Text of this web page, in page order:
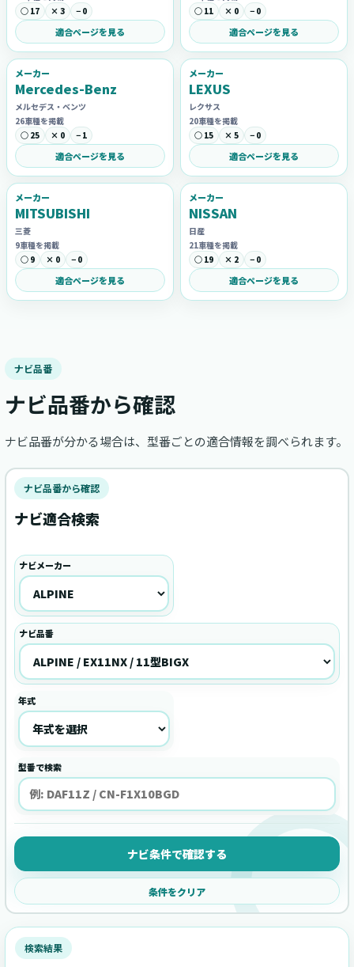
○ 17
× 3 − 0
適合ページを見る
○ 11
× 0 − 0
適合ページを見る
メーカー
Mercedes-Benz
メルセデス・ベンツ
26車種を掲載
○ 25
× 0 − 1
適合ページを見る
メーカー
LEXUS
レクサス
20車種を掲載
○ 15
× 5 − 0
適合ページを見る
メーカー
MITSUBISHI
三菱
9車種を掲載
○ 9
× 0 − 0
適合ページを見る
メーカー
NISSAN
日産
21車種を掲載
○ 19
× 2 − 0
適合ページを見る
ナビ品番
ナビ品番から確認
ナビ品番が分かる場合は、型番ごとの適合情報を調べられます。
ナビ品番から確認
ナビ適合検索
ナビメーカー
ナビ品番
年式
型番で検索
ナビ条件で確認する
条件をクリア
検索結果